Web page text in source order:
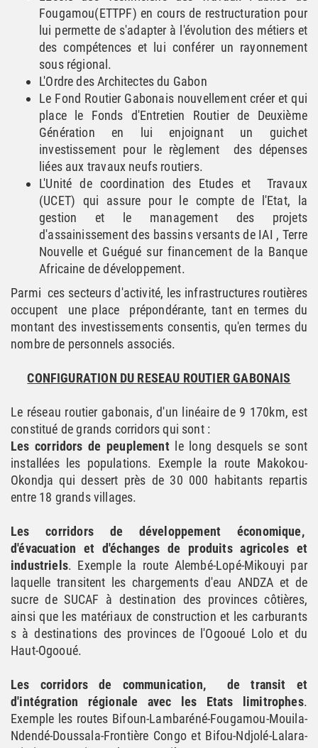
Fougamou(ETTPF) en cours de restructuration pour
lui permette de s'adapter à l'évolution des métiers et
des compétences et lui conférer un rayonnement
sous régional.
L'Ordre des Architectes du Gabon
Le Fond Routier Gabonais nouvellement créer et qui
place le Fonds d'Entretien Routier de Deuxième
Génération en lui enjoignant un guichet
investissement pour le règlement des dépenses
liées aux travaux neufs routiers.
L'Unité de coordination des Etudes et Travaux
(UCET) qui assure pour le compte de l'Etat, la
gestion et le management des projets
d'assainissement des bassins versants de IAI , Terre
Nouvelle et Guégué sur financement de la Banque
Africaine de développement.
Parmi ces secteurs d'activité, les infrastructures routières
occupent une place prépondérante, tant en termes du
montant des investissements consentis, qu'en termes du
nombre de personnels associés.
CONFIGURATION DU RESEAU ROUTIER GABONAIS
Le réseau routier gabonais, d'un linéaire de 9 170km, est
constitué de grands corridors qui sont :
Les corridors de peuplementle long desquels se sont
installées les populations. Exemple la route Makokou-
Okondja qui dessert près de 30 000 habitants repartis
entre 18 grands villages.
Les corridors de développement économique,
d'évacuation et d'échanges de produits agricoles et
industriels. Exemple la route Alembé-Lopé-Mikouyi par
laquelle transitent les chargements d'eau ANDZA et de
sucre de SUCAF à destination des provinces côtières,
ainsi que les matériaux de construction et les carburants
s à destinations des provinces de l'Ogooué Lolo et du
Haut-Ogooué.
Les corridors de communication, de transit et
d'intégration régionale avec les Etats limitrophes.
Exemple les routes Bifoun-Lambaréné-Fougamou-Mouila-
Ndendé-Doussala-Frontière Congo et Bifou-Ndjolé-Lalara-